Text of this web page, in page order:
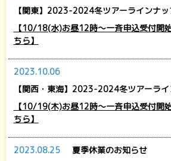
【関東】2023-2024冬ツアーラインナ
【10/18(水)お昼12時～一斉申込受付開
ちら】
2023.10.06
【関西・東海】2023-2024冬ツアーラ
【10/19(木)お昼12時～一斉申込受付開
ちら】
2023.08.25
夏季休業のお知らせ